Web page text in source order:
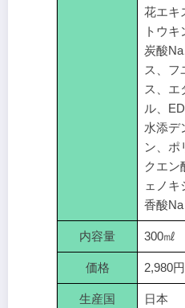
花エキ
トウキ
炭酸
ス、フ
ス、エ
ル、
水添デ
ン、ポ
クエン
ェノキ
香酸Na
内容量 300㎖
価格 2,980円
生産国 日本